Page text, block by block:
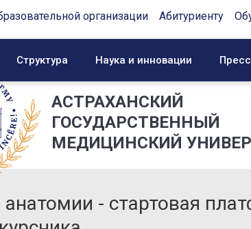
организации Абитуриенту
Структура Наука и инновации
АСТРАХАНСКИЙ
ГОСУДАРСТВЕННЫЙ
МЕДИЦИНСКИЙ
- стартовая